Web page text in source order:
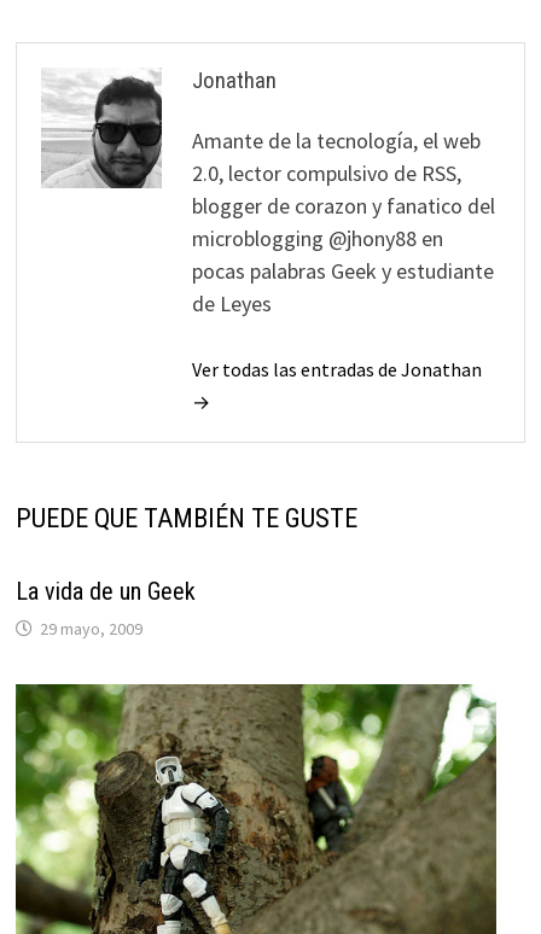
Jonathan
Amante de la tecnología, el web
2.0, lector compulsivo de RSS,
blogger de corazon y fanatico del
microblogging @jhony88 en
pocas palabras Geek y estudiante
de Leyes
Ver todas las entradas de Jonathan
→
PUEDE QUE TAMBIÉN TE GUSTE
La vida de un Geek
29 mayo, 2009